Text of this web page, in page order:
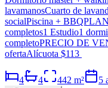
lavamanosCuarto de
socialPiscina +
completos1 Estudio1
completoPRECIO DE
ofertaAlícuota $113
4 4 442 m² 5